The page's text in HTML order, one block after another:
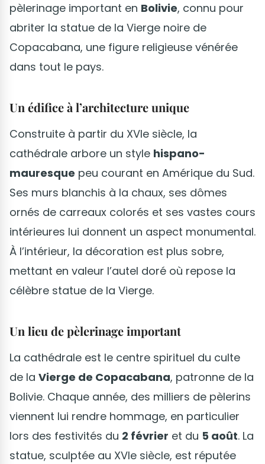
pèlerinage important en Bolivie, connu pour
abriter la statue de la Vierge noire de
Copacabana, une figure religieuse vénérée
dans tout le pays.
Un édifice à l’architecture unique
Construite à partir du XVIe siècle, la
cathédrale arbore un style hispano-
mauresque peu courant en Amérique du Sud.
Ses murs blanchis à la chaux, ses dômes
ornés de carreaux colorés et ses vastes cours
intérieures lui donnent un aspect monumental.
À l’intérieur, la décoration est plus sobre,
mettant en valeur l’autel doré où repose la
célèbre statue de la Vierge.
Un lieu de pèlerinage important
La cathédrale est le centre spirituel du culte
de la Vierge de Copacabana, patronne de la
Bolivie. Chaque année, des milliers de pèlerins
viennent lui rendre hommage, en particulier
lors des festivités du 2 février et du 5 août. La
statue, sculptée au XVIe siècle, est réputée